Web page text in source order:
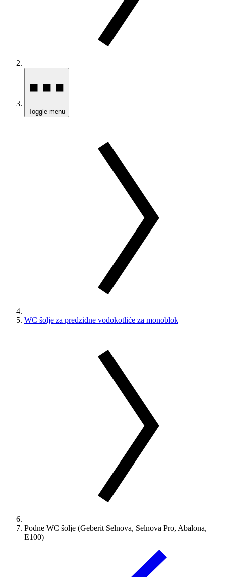
Toggle menu
WC šolje za predzidne vodokotliće za monoblok
Podne WC šolje (Geberit Selnova, Selnova Pro, Abalona,
E100)